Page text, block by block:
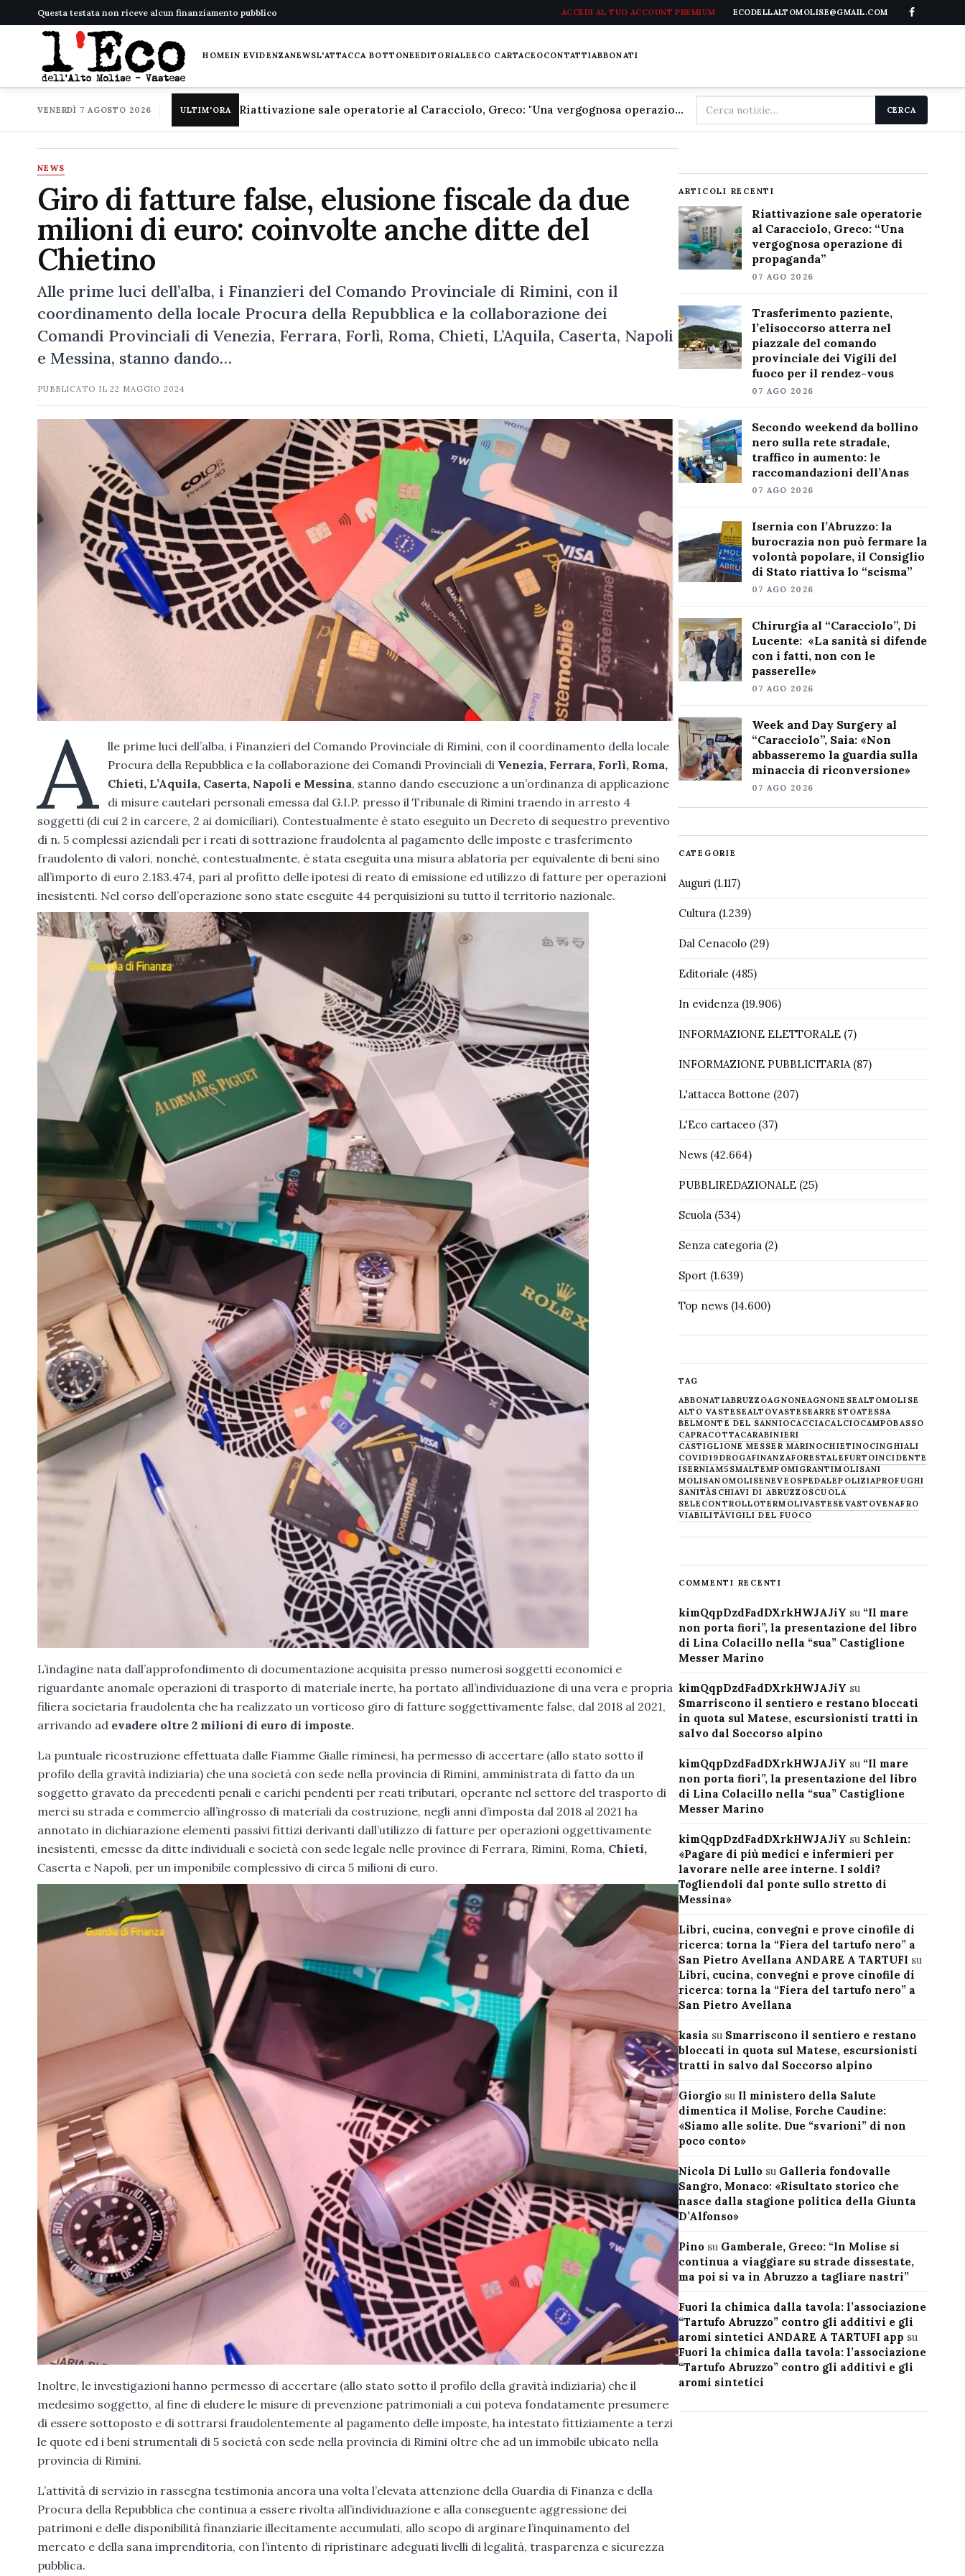
Questa testata non riceve alcun finanziamento pubblico ACCEDI AL TUO ACCOUNT PREMIUM ECODELLALTOMOLISE@GMAIL.COM
HOMEIN EVIDENZANEWSL'ATTACCA BOTTONEEDITORIALEECO CARTACEOCONTATTIABBONATI
VENERDÌ 7 AGOSTO 2026 ULTIM'ORA Riattivazione sale operatorie al Caracciolo, Greco: "Una vergognosa operazione di propaganda"
Cerca
nel
CERCA
NEWS
Giro di fatture false, elusione fiscale da due
milioni di euro: coinvolte anche ditte del
Chietino
Alle prime luci dell’alba, i Finanzieri del Comando Provinciale di Rimini, con il
coordinamento della locale Procura della Repubblica e la collaborazione dei
Comandi Provinciali di Venezia, Ferrara, Forlì, Roma, Chieti, L’Aquila, Caserta, Napoli
e Messina, stanno dando…
PUBBLICATO IL22 MAGGIO 2024
A
lle prime luci dell’alba, i Finanzieri del Comando Provinciale di Rimini, con il coordinamento della locale
Procura della Repubblica e la collaborazione dei Comandi Provinciali di Venezia, Ferrara, Forlì, Roma,
Chieti, L’Aquila, Caserta, Napoli e Messina, stanno dando esecuzione a un’ordinanza di applicazione
di misure cautelari personali emessa dal G.I.P. presso il Tribunale di Rimini traendo in arresto 4
soggetti (di cui 2 in carcere, 2 ai domiciliari). Contestualmente è stato eseguito un Decreto di sequestro preventivo
di n. 5 complessi aziendali per i reati di sottrazione fraudolenta al pagamento delle imposte e trasferimento
fraudolento di valori, nonché, contestualmente, è stata eseguita una misura ablatoria per equivalente di beni sino
all’importo di euro 2.183.474, pari al profitto delle ipotesi di reato di emissione ed utilizzo di fatture per operazioni
inesistenti. Nel corso dell’operazione sono state eseguite 44 perquisizioni su tutto il territorio nazionale.
L’indagine nata dall’approfondimento di documentazione acquisita presso numerosi soggetti economici e
riguardante anomale operazioni di trasporto di materiale inerte, ha portato all’individuazione di una vera e propria
filiera societaria fraudolenta che ha realizzato un vorticoso giro di fatture soggettivamente false, dal 2018 al 2021,
arrivando ad evadere oltre 2 milioni di euro di imposte.
La puntuale ricostruzione effettuata dalle Fiamme Gialle riminesi, ha permesso di accertare (allo stato sotto il
profilo della gravità indiziaria) che una società con sede nella provincia di Rimini, amministrata di fatto da un
soggetto gravato da precedenti penali e carichi pendenti per reati tributari, operante nel settore del trasporto di
merci su strada e commercio all’ingrosso di materiali da costruzione, negli anni d’imposta dal 2018 al 2021 ha
annotato in dichiarazione elementi passivi fittizi derivanti dall’utilizzo di fatture per operazioni oggettivamente
inesistenti, emesse da ditte individuali e società con sede legale nelle province di Ferrara, Rimini, Roma, Chieti,
Caserta e Napoli, per un imponibile complessivo di circa 5 milioni di euro.
Inoltre, le investigazioni hanno permesso di accertare (allo stato sotto il profilo della gravità indiziaria) che il
medesimo soggetto, al fine di eludere le misure di prevenzione patrimoniali a cui poteva fondatamente presumere
di essere sottoposto e di sottrarsi fraudolentemente al pagamento delle imposte, ha intestato fittiziamente a terzi
le quote ed i beni strumentali di 5 società con sede nella provincia di Rimini oltre che ad un immobile ubicato nella
provincia di Rimini.
L’attività di servizio in rassegna testimonia ancora una volta l’elevata attenzione della Guardia di Finanza e della
Procura della Repubblica che continua a essere rivolta all’individuazione e alla conseguente aggressione dei
patrimoni e delle disponibilità finanziarie illecitamente accumulati, allo scopo di arginare l’inquinamento del
mercato e della sana imprenditoria, con l’intento di ripristinare adeguati livelli di legalità, trasparenza e sicurezza
pubblica.
ARTICOLI RECENTI
Riattivazione sale operatorie
al Caracciolo, Greco: “Una
vergognosa operazione di
propaganda”
07 AGO 2026
Trasferimento paziente,
l’elisoccorso atterra nel
piazzale del comando
provinciale dei Vigili del
fuoco per il rendez-vous
07 AGO 2026
Secondo weekend da bollino
nero sulla rete stradale,
traffico in aumento: le
raccomandazioni dell’Anas
07 AGO 2026
Isernia con l’Abruzzo: la
burocrazia non può fermare la
volontà popolare, il Consiglio
di Stato riattiva lo “scisma”
07 AGO 2026
Chirurgia al “Caracciolo”, Di
Lucente: «La sanità si difende
con i fatti, non con le
passerelle»
07 AGO 2026
Week and Day Surgery al
“Caracciolo”, Saia: «Non
abbasseremo la guardia sulla
minaccia di riconversione»
07 AGO 2026
CATEGORIE
Auguri(1.117)
Cultura(1.239)
Dal Cenacolo(29)
Editoriale (485)
In evidenza(19.906)
INFORMAZIONE ELETTORALE(7)
INFORMAZIONE PUBBLICITARIA(87)
L'attacca Bottone (207)
L'Eco cartaceo(37)
News(42.664)
PUBBLIREDAZIONALE(25)
Scuola(534)
Senza categoria(2)
Sport(1.639)
Top news(14.600)
TAG
ABBONATIABRUZZOAGNONEAGNONESEALTOMOLISE
ALTO VASTESEALTOVASTESEARRESTOATESSA
BELMONTE DEL SANNIOCACCIACALCIOCAMPOBASSO
CAPRACOTTACARABINIERI
CASTIGLIONE MESSER MARINOCHIETINOCINGHIALI
COVID19DROGAFINANZAFORESTALEFURTOINCIDENTE
ISERNIAM5SMALTEMPOMIGRANTIMOLISANI
MOLISANOMOLISENEVE OSPEDALEPOLIZIAPROFUGHI
SANITÀSCHIAVI DI ABRUZZOSCUOLA
SELECONTROLLOTERMOLIVASTESE VASTOVENAFRO
VIABILITÀVIGILI DEL FUOCO
COMMENTI RECENTI
kimQqpDzdFadDXrkHWJAJiY su “Il mare
non porta fiori”, la presentazione del libro
di Lina Colacillo nella “sua” Castiglione
Messer Marino
kimQqpDzdFadDXrkHWJAJiY su
Smarriscono il sentiero e restano bloccati
in quota sul Matese, escursionisti tratti in
salvo dal Soccorso alpino
kimQqpDzdFadDXrkHWJAJiY su “Il mare
non porta fiori”, la presentazione del libro
di Lina Colacillo nella “sua” Castiglione
Messer Marino
kimQqpDzdFadDXrkHWJAJiY su Schlein:
«Pagare di più medici e infermieri per
lavorare nelle aree interne. I soldi?
Togliendoli dal ponte sullo stretto di
Messina»
Libri, cucina, convegni e prove cinofile di
ricerca: torna la “Fiera del tartufo nero” a
San Pietro Avellana ANDARE A TARTUFI su
Libri, cucina, convegni e prove cinofile di
ricerca: torna la “Fiera del tartufo nero” a
San Pietro Avellana
kasia su Smarriscono il sentiero e restano
bloccati in quota sul Matese, escursionisti
tratti in salvo dal Soccorso alpino
Giorgiosu Il ministero della Salute
dimentica il Molise, Forche Caudine:
«Siamo alle solite. Due “svarioni” di non
poco conto»
Nicola Di Lullosu Galleria fondovalle
Sangro, Monaco: «Risultato storico che
nasce dalla stagione politica della Giunta
D’Alfonso»
Pinosu Gamberale, Greco: “In Molise si
continua a viaggiare su strade dissestate,
ma poi si va in Abruzzo a tagliare nastri”
Fuori la chimica dalla tavola: l’associazione
“Tartufo Abruzzo” contro gli additivi e gli
aromi sintetici ANDARE A TARTUFI app su
Fuori la chimica dalla tavola: l’associazione
“Tartufo Abruzzo” contro gli additivi e gli
aromi sintetici